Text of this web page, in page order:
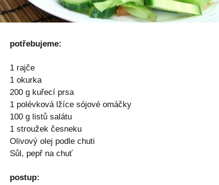
potřebujeme:
1 rajče
1 okurka
200 g kuřecí prsa
1 polévková lžíce sójové omáčky
100 g listů salátu
1 stroužek česneku
Olivový olej podle chuti
Sůl, pepř na chuť
postup: